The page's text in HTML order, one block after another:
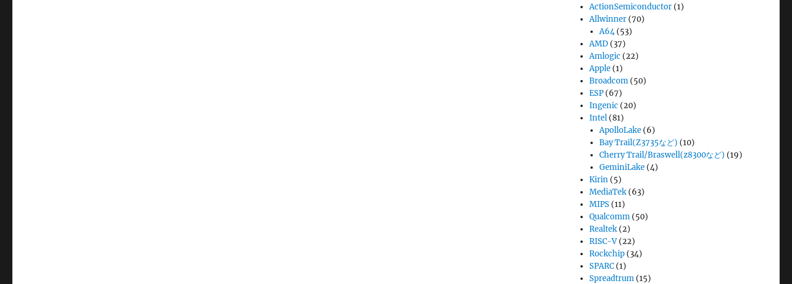
ActionSemiconductor (1)
Allwinner (70)
A64(53)
AMD (37)
Amlogic (22)
Apple (1)
Broadcom (50)
ESP (67)
Ingenic (20)
Intel (81)
ApolloLake(6)
Bay Trail(Z3735など) (10)
Cherry Trail/Braswell(z8300など) (19)
GeminiLake(4)
Kirin (5)
MediaTek (63)
MIPS (11)
Qualcomm (50)
Realtek (2)
RISC-V (22)
Rockchip (34)
SPARC (1)
Spreadtrum (15)